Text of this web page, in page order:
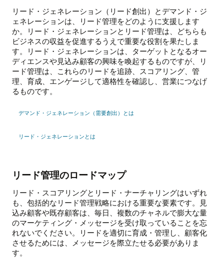
リード・ジェネレーション（リード創出）とデマンド・ジ
ェネレーションは、リード管理をどのように支援します
か。リード・ジェネレーションとリード管理は、どちらも
ビジネスの収益を促進するうえで重要な役割を果たしま
す。リード・ジェネレーションは、ターゲットとなるオー
ディエンスや見込み顧客の興味を喚起するものですが、リ
ード管理は、これらのリードを追跡、スコアリング、管
理、育成、エンゲージして適格性を確認し、営業につなげ
るものです。
デマンド・ジェネレーション（需要創出）とは
リード・ジェネレーションとは
リード管理のロードマップ
リード・スコアリングとリード・ナーチャリングはいずれ
も、包括的なリード管理戦略における重要な要素です。見
込み顧客や既存顧客は、毎日、複数のチャネルで膨大な量
のマーケティング・メッセージを受け取っていることを忘
れないでください。リードを適切に育成・管理し、顧客化
させるためには、メッセージを際立たせる必要がありま
す。